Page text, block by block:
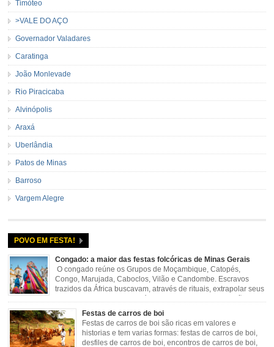
Timóteo
>VALE DO AÇO
Governador Valadares
Caratinga
João Monlevade
Rio Piracicaba
Alvinópolis
Araxá
Uberlândia
Patos de Minas
Barroso
Vargem Alegre
POVO EM FESTA!
Congado: a maior das festas folcóricas de Minas Gerais
O congado reúne os Grupos de Moçambique, Catopés,
Congo, Marujada, Caboclos, Vilão e Candombe. Escravos
trazidos da África buscavam, através de rituais, extrapolar seus
sentimentos e culto a sua fé. O Congado nasceu da fusão
destes ritos com a religião católica, imposta aos negros pela Igreja, surgindo
novas histórias que envolviam, sobretudo, Nossa Senhora do […]
Festas de carros de boi
Festas de carros de boi são ricas em valores e
historias e tem varias formas: festas de carros de boi,
desfiles de carros de boi, encontros de carros de boi,